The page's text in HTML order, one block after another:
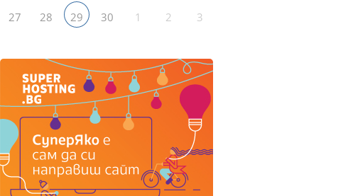
27 28 29 30 1 2 3